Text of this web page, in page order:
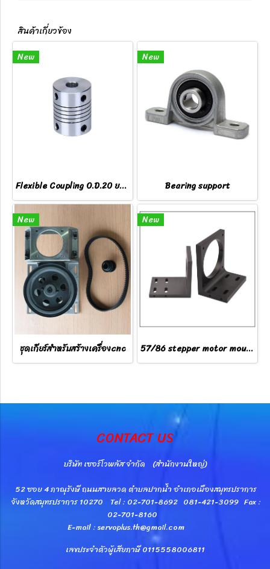
สินค้าเกี่ยวข้อง
New
Flexible Coupling O.D.20 ยาว 25
New
Bearing support
New
ชุดเกียร์สำหรับสร้างเครื่องcnc
New
57/86 stepper motor mounting
CONTACT US
บริษัท เซอร์โวพลัส จำกัด (สำนักงานใหญ่)
52 ซอย 4 ภาณุรังษี ถนนสายลวด ตำบลปากน้ำ อำเภอเมืองสมุทรปราการ
จังหวัดสมุทรปราการ 10270 Tel : 02-701-8692 081-421-3099 Fax :
02-701-8160
E-mail : servoplus.th@gmail.com
เลขประจำตัวผู้เสียภาษี 0115558006811